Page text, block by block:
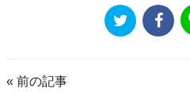
« 前の記事